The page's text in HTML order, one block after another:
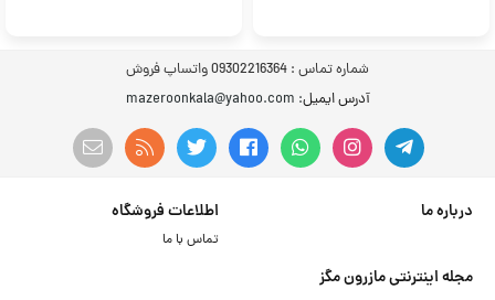
شماره تماس : 09302216364 واتساپ فروش
آدرس ایمیل: mazeroonkala@yahoo.com
درباره ما اطلاعات فروشگاه
تماس با ما
مجله اینترنتی مازرون مگز